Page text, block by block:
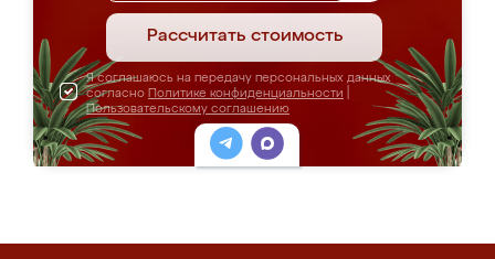
Рассчитать стоимость
Я соглашаюсь на передачу персональных данных
согласно Политике конфиденциальности
Пользовательскому соглашению